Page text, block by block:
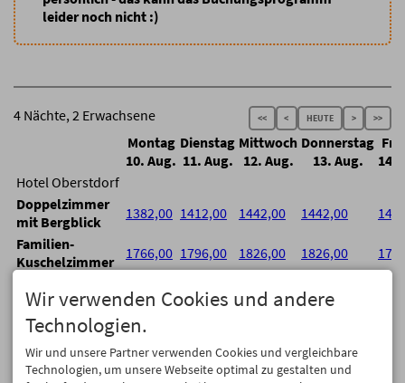
leider noch nicht :)
4 Nächte, 2 Erwachsene >>
>
HEUTE
<
<<
Montag
10. Aug.
Dienstag
11. Aug.
Mittwoch
12. Aug.
Donnerstag
13. Aug.
14.
Hotel Oberstdorf
Doppelzimmer
mit Bergblick
1382,00 1412,00 1442,00 1442,00
Familien-
Kuschelzimmer
1766,00 1796,00 1826,00 1826,00
mit Bergblick
1766,00 1796,00 1826,00 1826,00
Doppelzimmer
1817,40
Doppelzimmer
1867,40 1894,40 1921,40 1921,40
Wir verwenden Cookies und andere
Technologien.
Wir und unsere Partner verwenden Cookies und vergleichbare
Technologien, um unsere Webseite optimal zu gestalten und